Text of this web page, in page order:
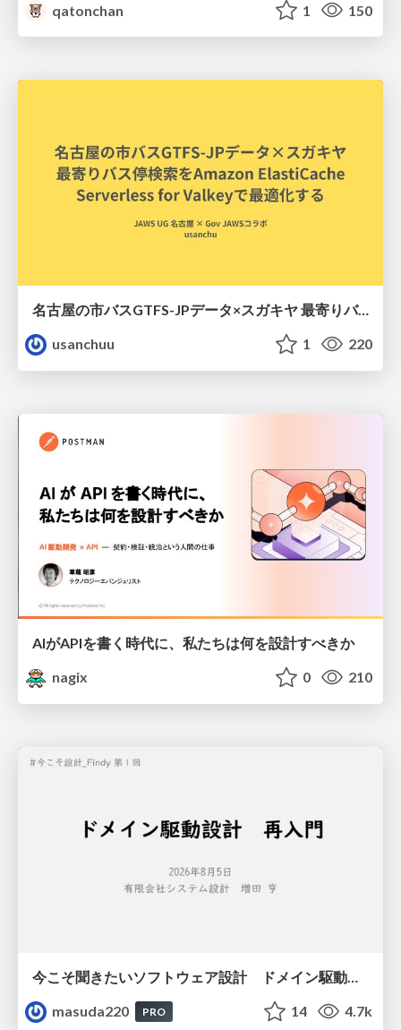
qatonchan
1 150
名古屋の市バスGTFS-JPデータ×スガキヤ 最寄りバス停検索をAmazon ElastiCache Serverless for Valkeyで最適化する
usanchuu
1 220
AIがAPIを書く時代に、私たちは何を設計すべきか
nagix
0 210
masuda220
PRO 14 4.7k